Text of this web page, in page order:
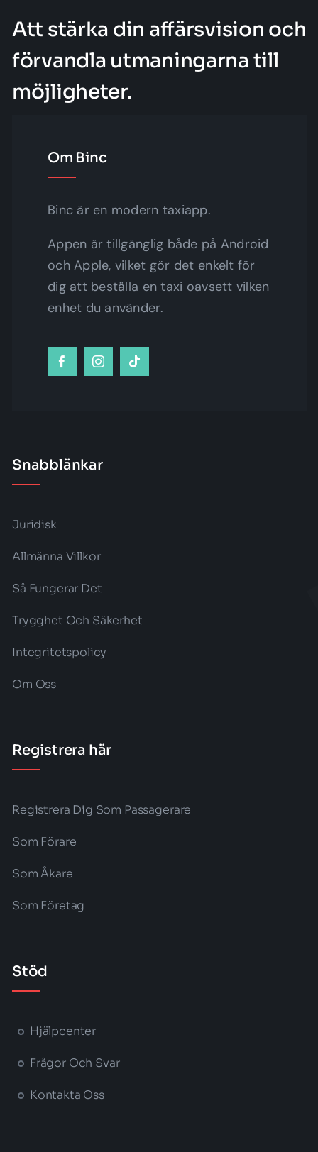
Att stärka din affärsvision och
förvandla utmaningarna till
möjligheter.
Om Binc
Binc är en modern taxiapp.
Appen är tillgänglig både på Android
och Apple, vilket gör det enkelt för
dig att beställa en taxi oavsett vilken
enhet du använder.
Snabblänkar
Juridisk
Allmänna Villkor
Så Fungerar Det
Trygghet Och Säkerhet
Integritetspolicy
Om Oss
Registrera här
Registrera Dig Som Passagerare
Som Förare
Som Åkare
Som Företag
Stöd
Hjälpcenter
Frågor Och Svar
Kontakta Oss